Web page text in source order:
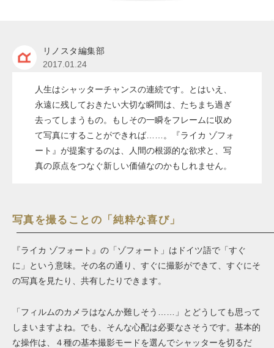
リノスタ編集部
2017.01.24
人生はシャッターチャンスの連続です。とはいえ、
永遠に残しておきたい大切な瞬間は、たちまち過ぎ
去ってしまうもの。もしその一瞬をフレームに収め
て写真にすることができれば……。『ライカ ゾフォ
ート』が提案するのは、人間の根源的な欲求と、写
真の原点をつなぐ新しい価値なのかもしれません。
写真を撮ることの「純粋な喜び」
『ライカ ゾフォート』の「ゾフォート」はドイツ語で「すぐ
に」という意味。その名の通り、すぐに撮影ができて、すぐにそ
の写真を見たり、共有したりできます。
「フィルムのカメラはなんか難しそう……」とどうしても思って
しまいますよね。でも、そんな心配は必要なさそうです。基本的
な操作は、４種の基本撮影モードを選んでシャッターを切るだ